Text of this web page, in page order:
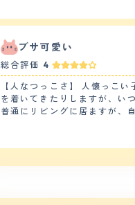
ゃで遊ぶことを催促されます。 【しつけやすさ】 他の種類の猫とも喧嘩をすることなく仲良く生活しています。トイレや食事のしつけも簡単で、他の猫は
ます。 【お手入れ】 毛の長さにもよるとは思いますが、うちの猫は短毛のマンチカンなのでお手入れは簡単です。お風呂は暖かい季節に年1回入れています。その
他は濡らしたタオルで全身を
毛のお手入れをしているので
【鳴き声】 メスで身体が小
何かを伝えたいときは、鳴くというよりすり寄って
見つけてから、毛の白い部分
事だと感じています。初め
ブサ可愛い
総合評価 4
【人なつっこさ】 人懐っこ
を着いてきたりしますが、い
普通にリビングに居ますが、
【落ち着き】 そんなに走り
変えても、ちゃんとしていた
だけでなく、お腹を床に擦
す。 【鳴き声】 うちの子は普段はそれ程鳴かないですし、鳴いても声は小さめ〜普通と言ったところで、割と静かです。 ニャーニャー騒ぐというのは、本土見た